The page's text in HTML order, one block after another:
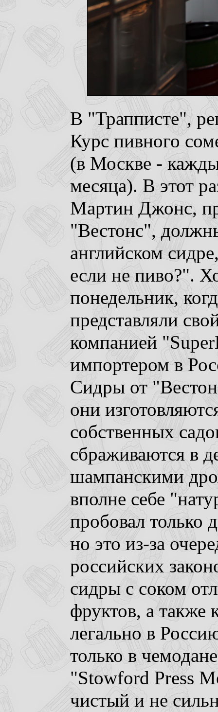
В "Трапписте",
Курс пивного
(в Москве -
месяца). В этот
Мартин Джонс,
"Вестонс",
английском
если не пиво?".
понедельник,
представляли
компанией
импортером в
Сидры от
они
собственных
сбраживаются в
шампанскими
вполне себе
пробовал только
но это из-за
российских
сидры с соком
фруктов, а также
легально в
только в
"Stowford Press
чистый и не